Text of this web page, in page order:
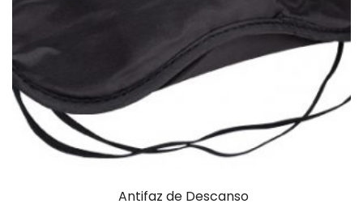
Antifaz de Descanso